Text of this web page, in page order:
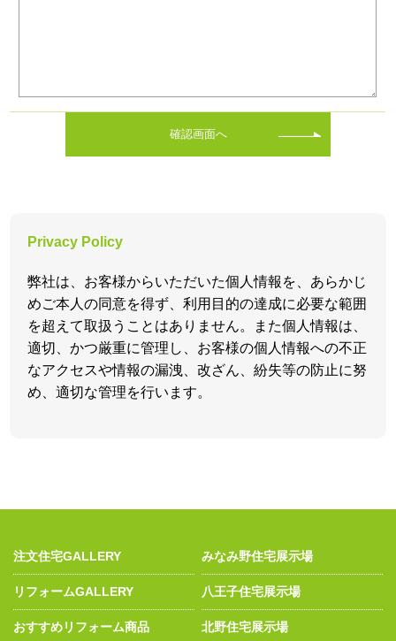
確認画面へ
Privacy Policy
弊社は、お客様からいただいた個人情報を、あらかじ
めご本人の同意を得ず、利用目的の達成に必要な範囲
を超えて取扱うことはありません。また個人情報は、
適切、かつ厳重に管理し、お客様の個人情報への不正
なアクセスや情報の漏洩、改ざん、紛失等の防止に努
め、適切な管理を行います。
注文住宅GALLERY
リフォームGALLERY
おすすめリフォーム商品
みなみ野住宅展示場
八王子住宅展示場
北野住宅展示場